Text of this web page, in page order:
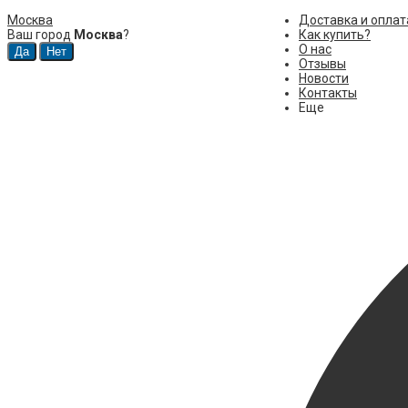
Москва
Ваш город Москва?
Доставка и
Как купить?
О нас
Отзывы
Новости
Контакты
Еще